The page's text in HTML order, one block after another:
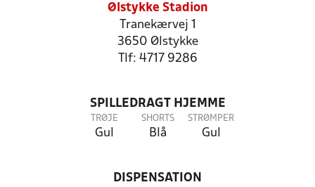
Ølstykke Stadion
Tranekærvej 1
3650 Ølstykke
Tlf: 4717 9286
SPILLEDRAGT HJEMME
TRØJE
Gul
SHORTS
Blå
STRØMPER
Gul
DISPENSATION